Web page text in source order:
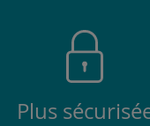
Plus